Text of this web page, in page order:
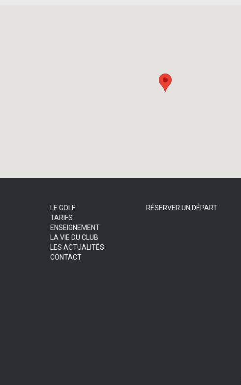
LE GOLF
TARIFS
ENSEIGNEMENT
LA VIE DU CLUB
LES ACTUALITÉS
CONTACT
RÉSERVER UN DÉPART